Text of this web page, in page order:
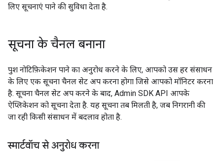
लिए सूचनाएं पाने की सुविधा देता है.
सूचना के चैनल बनाना
पुश नोटिफ़िकेशन पाने का अनुरोध करने के लिए, आपको उस हर संसाधन
के लिए एक सूचना चैनल सेट अप करना होगा जिसे आपको मॉनिटर करना
है. सूचना चैनल सेट अप करने के बाद, Admin SDK API आपके
ऐप्लिकेशन को सूचना देता है. यह सूचना तब मिलती है, जब निगरानी की
जा रही किसी संसाधन में बदलाव होता है.
स्मार्टवॉच से अनुरोध करना